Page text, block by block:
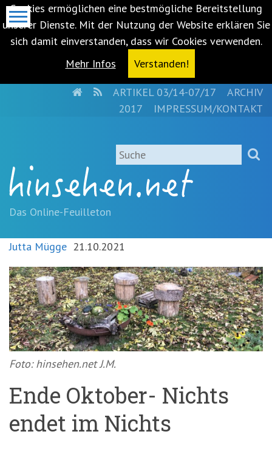
Cookies ermöglichen eine bestmögliche Bereitstellung
unserer Dienste. Mit der Nutzung der Website erklären Sie
sich damit einverstanden, dass wir Cookies verwenden.
Mehr Infos
Verstanden!
springen
(Accesskey
'1')Zur
springen
'3')Zur
Suche
springen
(Accesskey
'2')
HOMERSSARTIKEL 03/14-07/17
ARCHIV
2017
IMPRESSUM/KONTAKT
Suche
Das Online-Feuilleton
Jutta Mügge 21.10.2021
Foto: hinsehen.net J.M.
Ende Oktober- Nichts
endet im Nichts